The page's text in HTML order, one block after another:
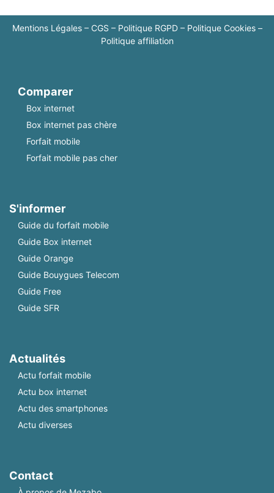
Mentions Légales– CGS – Politique RGPD– Politique Cookies–
Politique affiliation
Comparer
Box internet
Box internet pas chère
Forfait mobile
Forfait mobile pas cher
S'informer
Guide du forfait mobile
Guide Box internet
Guide Orange
Guide Bouygues Telecom
Guide Free
Guide SFR
Actualités
Actu forfait mobile
Actu box internet
Actu des smartphones
Actu diverses
Contact